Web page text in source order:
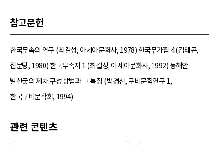
참고문헌
한국무속의 연구 (최길성, 아세아문화사, 1978) 한국무가집 4 (김태곤,
집문당, 1980) 한국무속지 1 (최길성, 아세아문화사, 1992) 동해안
별신굿의 제차 구성 방법과 그 특징 (박경신, 구비문학연구 1,
한국구비문학회, 1994)
관련 콘텐츠